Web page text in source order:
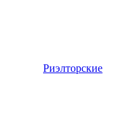
Риэлторские